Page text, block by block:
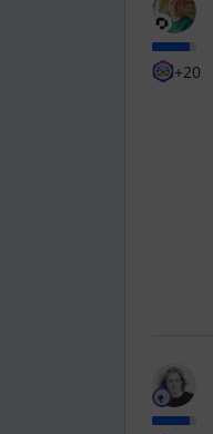
+20